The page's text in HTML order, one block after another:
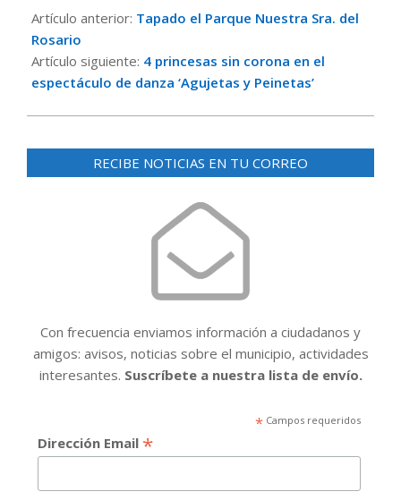
11-
20
Artículo anterior: Tapado el Parque Nuestra Sra. del
Rosario
Artículo siguiente: 4 princesas sin corona en el
espectáculo de danza ‘Agujetas y Peinetas’
RECIBE NOTICIAS EN TU CORREO
Con frecuencia enviamos información a ciudadanos y
amigos: avisos, noticias sobre el municipio, actividades
interesantes. Suscríbete a nuestra lista de envío.
*Campos requeridos
Dirección Email *